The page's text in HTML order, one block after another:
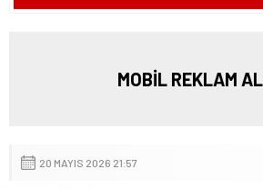
MOBİL REKLAM
20 MAYIS 2026 21:57